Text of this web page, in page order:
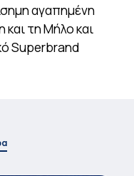
αγαπημένη
τη Μήλο και
Superbrand